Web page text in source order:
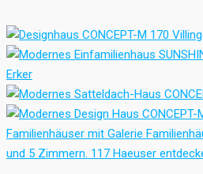
Familienhäuser mit Galerie
und 5 Zimmern. 117 Haeuser